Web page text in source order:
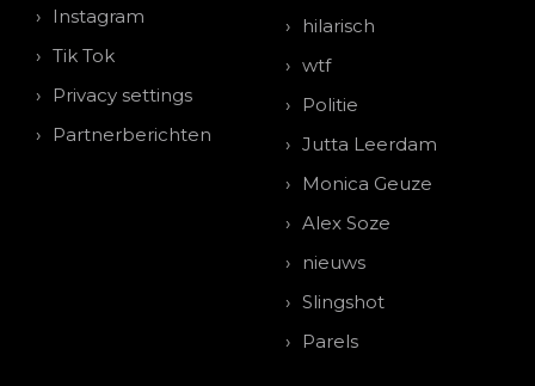
Instagram
Tik Tok
Privacy settings
Partnerberichten
hilarisch
wtf
Politie
Jutta Leerdam
Monica Geuze
Alex Soze
nieuws
Slingshot
Parels